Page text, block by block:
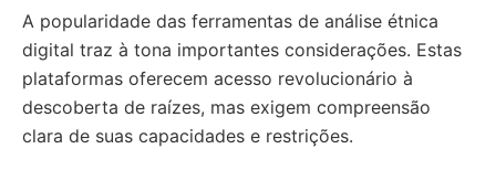
A popularidade das ferramentas de análise étnica
digital traz à tona importantes considerações. Estas
plataformas oferecem acesso revolucionário à
descoberta de raízes, mas exigem compreensão
clara de suas capacidades e restrições.